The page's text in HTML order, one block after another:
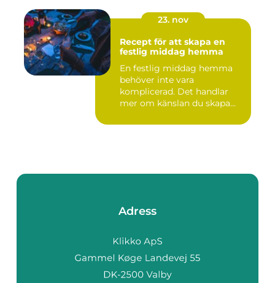
23. nov
Recept för att skapa en
festlig middag hemma
En festlig middag hemma
behöver inte vara
komplicerad. Det handlar
mer om känslan du skapa...
Adress